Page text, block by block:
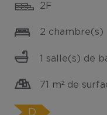
2F
2 chambre(s)
1 salle(s) de
71 m² de
D